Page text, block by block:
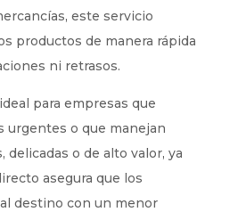
este servicio
productos de manera rápida
ni retrasos.
para empresas que
urgentes o que manejan
delicadas o de alto valor, ya
asegura que los
destino con un menor